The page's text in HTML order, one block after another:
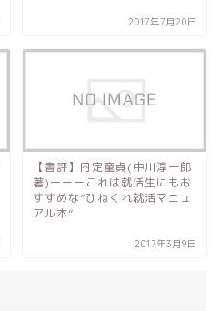
2017年7月20日
【書評】内定童貞(中川淳一郎
著)ーーーこれは就活生にもお
すすめな”ひねくれ就活マニュ
アル本”
2017年3月9日